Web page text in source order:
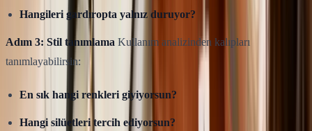
Hangileri gardıropta yalnız duruyor?
Adım 3: Stil tanımlama Kullanım analizinden kalıpları
tanımlayabilirsin:
En sık hangi renkleri giyiyorsun?
Hangi silüetleri tercih ediyorsun?